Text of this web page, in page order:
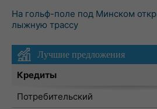
На гольф-поле под Минском
лыжную трассу
Лучшие предложения
Кредиты
Потребительский